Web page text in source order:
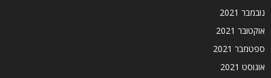
נובמבר 2021
אוקטובר 2021
ספטמבר 2021
אוגוסט 2021